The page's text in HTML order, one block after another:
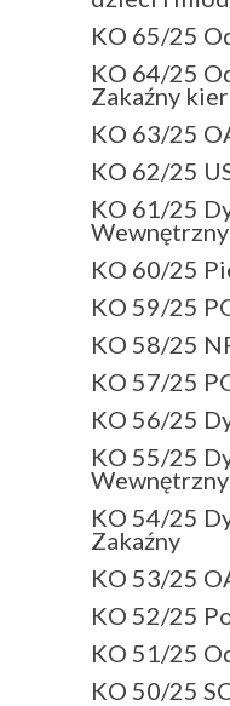
KO 65/25
KO 64/25
Zakaźny
KO 63/25
KO 62/25
KO 61/25
Wewnętrzny
KO 60/25
KO 59/25
KO 58/25
KO 57/25
KO 56/25
KO 55/25
KO 54/25
Zakaźny
KO 53/25
KO 52/25
KO 51/25
KO 50/25